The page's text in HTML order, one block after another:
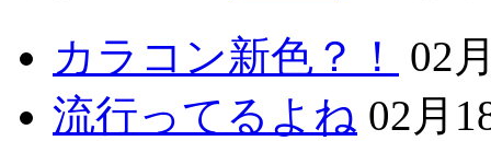
カラコン新色？！
02
流行ってるよね 02月